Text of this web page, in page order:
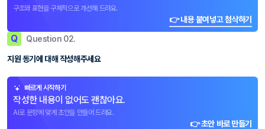
구조와 표현을 구체적으로 개선해 드려요.
👉 내용 붙여넣고 첨삭하기
Q Question 02.
지원 동기에 대해 작성해주세요
빠르게 시작하기
작성한 내용이 없어도 괜찮아요.
AI로 문항에 맞게 초안을 만들어 드려요.
👉 초안 바로 만들기